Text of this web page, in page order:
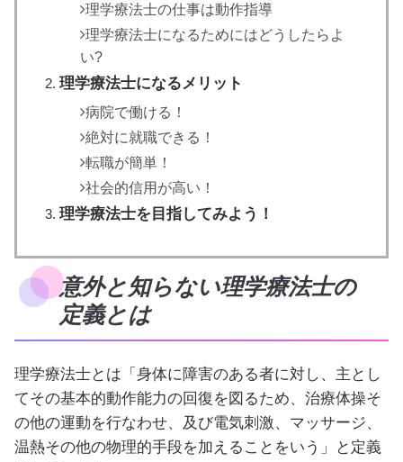
理学療法士の仕事は動作指導
理学療法士になるためにはどうしたらよ
い?
理学療法士になるメリット
病院で働ける！
絶対に就職できる！
転職が簡単！
社会的信用が高い！
理学療法士を目指してみよう！
意外と知らない理学療法士の
定義とは
理学療法士とは「身体に障害のある者に対し、主とし
てその基本的動作能力の回復を図るため、治療体操そ
の他の運動を行なわせ、及び電気刺激、マッサージ、
温熱その他の物理的手段を加えることをいう」と定義